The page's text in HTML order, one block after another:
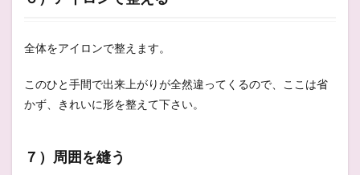
全体をアイロンで整えます。
このひと手間で出来上がりが全然違ってくるので、ここは省
かず、きれいに形を整えて下さい。
７）周囲を縫う